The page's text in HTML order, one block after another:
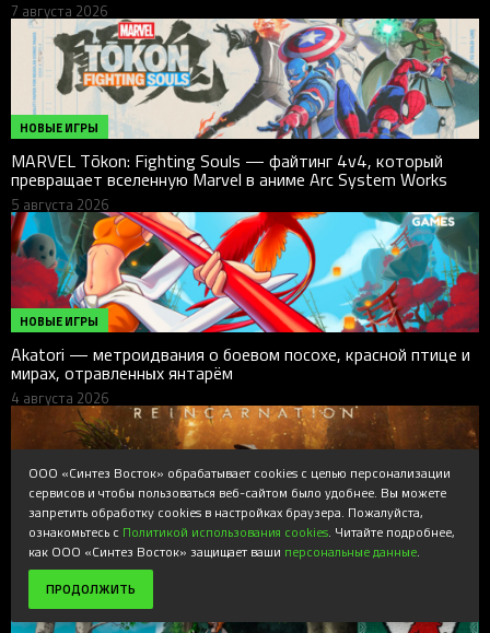
7 августа 2026
НОВЫЕ ИГРЫ
MARVEL Tōkon: Fighting Souls — файтинг 4v4, который
превращает вселенную Marvel в аниме Arc System Works
5 августа 2026
НОВЫЕ ИГРЫ
Akatori — метроидвания о боевом посохе, красной птице и
мирах, отравленных янтарём
4 августа 2026
НОВЫЕ ИГРЫ
Beast of Reincarnation выходит 4 августа: новая экшен-RPG
Game Freak для PC, PS5 и Xbox Series X|S
3 августа 2026
ООО «Синтез Восток» обрабатывает cookies с целью персонализации
сервисов и чтобы пользоваться веб-сайтом было удобнее. Вы можете
запретить обработку cookies в настройках браузера. Пожалуйста,
ознакомьтесь с Политикой использования cookies . Читайте подробнее,
как ООО «Синтез Восток» защищает ваши персональные данные
ПРОДОЛЖИТЬ